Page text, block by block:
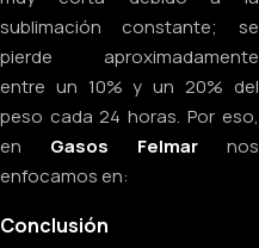
sublimación constante; se
pierde aproximadamente
entre un 10% y un 20% del
peso cada 24 horas. Por eso,
en Gasos Felmarnos
enfocamos en:
Conclusión